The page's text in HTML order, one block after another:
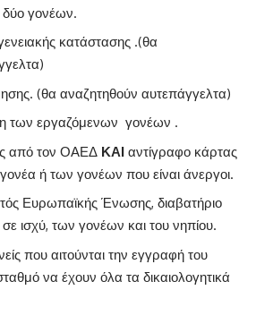
δύο γονέων.
κατάστασης .(θα
(θα αναζητηθούν αυτεπάγγελτα)
των εργαζόμενων γονέων .
από τον ΟΑΕΔ ΚΑΙ αντίγραφο κάρτας
ή των γονέων που είναι άνεργοι.
Ευρωπαϊκής Ένωσης, διαβατήριο
ισχύ, των γονέων και του νηπίου.
που αιτούνται την εγγραφή του
να έχουν όλα τα δικαιολογητικά